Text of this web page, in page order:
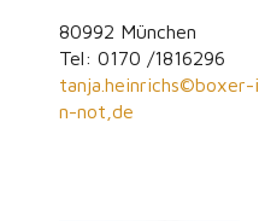
80992 München
Tel: 0170 /1816296
tanja.heinrichs©boxer-i
n-not,de